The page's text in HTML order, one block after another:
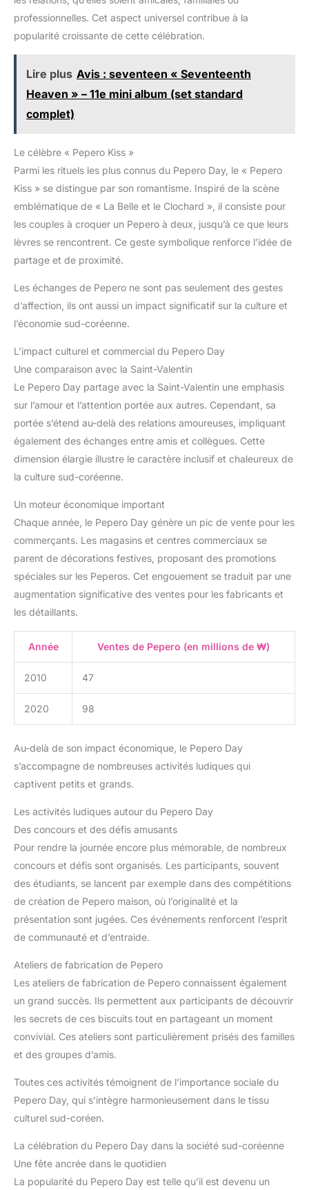
professionnelles. Cet aspect universel contribue à la
popularité croissante de cette célébration.
Lire plus Avis : seventeen « Seventeenth
Heaven » – 11e mini album (set standard
complet)
Le célèbre « Pepero Kiss »
Parmi les rituels les plus connus du Pepero Day, le « Pepero
Kiss » se distingue par son romantisme. Inspiré de la scène
emblématique de « La Belle et le Clochard », il consiste pour
les couples à croquer un Pepero à deux, jusqu’à ce que leurs
lèvres se rencontrent. Ce geste symbolique renforce l’idée de
partage et de proximité.
Les échanges de Pepero ne sont pas seulement des gestes
d’affection, ils ont aussi un impact significatif sur la culture et
l’économie sud-coréenne.
L’impact culturel et commercial du Pepero Day
Une comparaison avec la Saint-Valentin
Le Pepero Day partage avec la Saint-Valentin une emphasis
sur l’amour et l’attention portée aux autres. Cependant, sa
portée s’étend au-delà des relations amoureuses, impliquant
également des échanges entre amis et collègues. Cette
dimension élargie illustre le caractère inclusif et chaleureux de
la culture sud-coréenne.
Un moteur économique important
Chaque année, le Pepero Day génère un pic de vente pour les
commerçants. Les magasins et centres commerciaux se
parent de décorations festives, proposant des promotions
spéciales sur les Peperos. Cet engouement se traduit par une
augmentation significative des ventes pour les fabricants et
les détaillants.
Année Ventes de Pepero (en millions de ₩)
2010 47
2020 98
Au-delà de son impact économique, le Pepero Day
s’accompagne de nombreuses activités ludiques qui
captivent petits et grands.
Les activités ludiques autour du Pepero Day
Des concours et des défis amusants
Pour rendre la journée encore plus mémorable, de nombreux
concours et défis sont organisés. Les participants, souvent
des étudiants, se lancent par exemple dans des compétitions
de création de Pepero maison, où l’originalité et la
présentation sont jugées. Ces événements renforcent l’esprit
de communauté et d’entraide.
Ateliers de fabrication de Pepero
Les ateliers de fabrication de Pepero connaissent également
un grand succès. Ils permettent aux participants de découvrir
les secrets de ces biscuits tout en partageant un moment
convivial. Ces ateliers sont particulièrement prisés des familles
et des groupes d’amis.
Toutes ces activités témoignent de l’importance sociale du
Pepero Day, qui s’intègre harmonieusement dans le tissu
culturel sud-coréen.
La célébration du Pepero Day dans la société sud-coréenne
Une fête ancrée dans le quotidien
La popularité du Pepero Day est telle qu’il est devenu un